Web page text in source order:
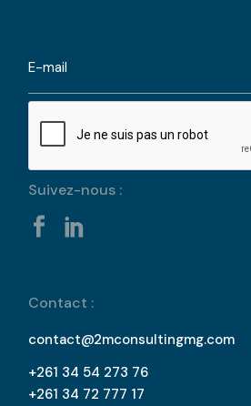
Suivez-nous :
Contact :
contact@2mconsultingmg.com
+261 34 54 273 76
+261 34 72 777 17